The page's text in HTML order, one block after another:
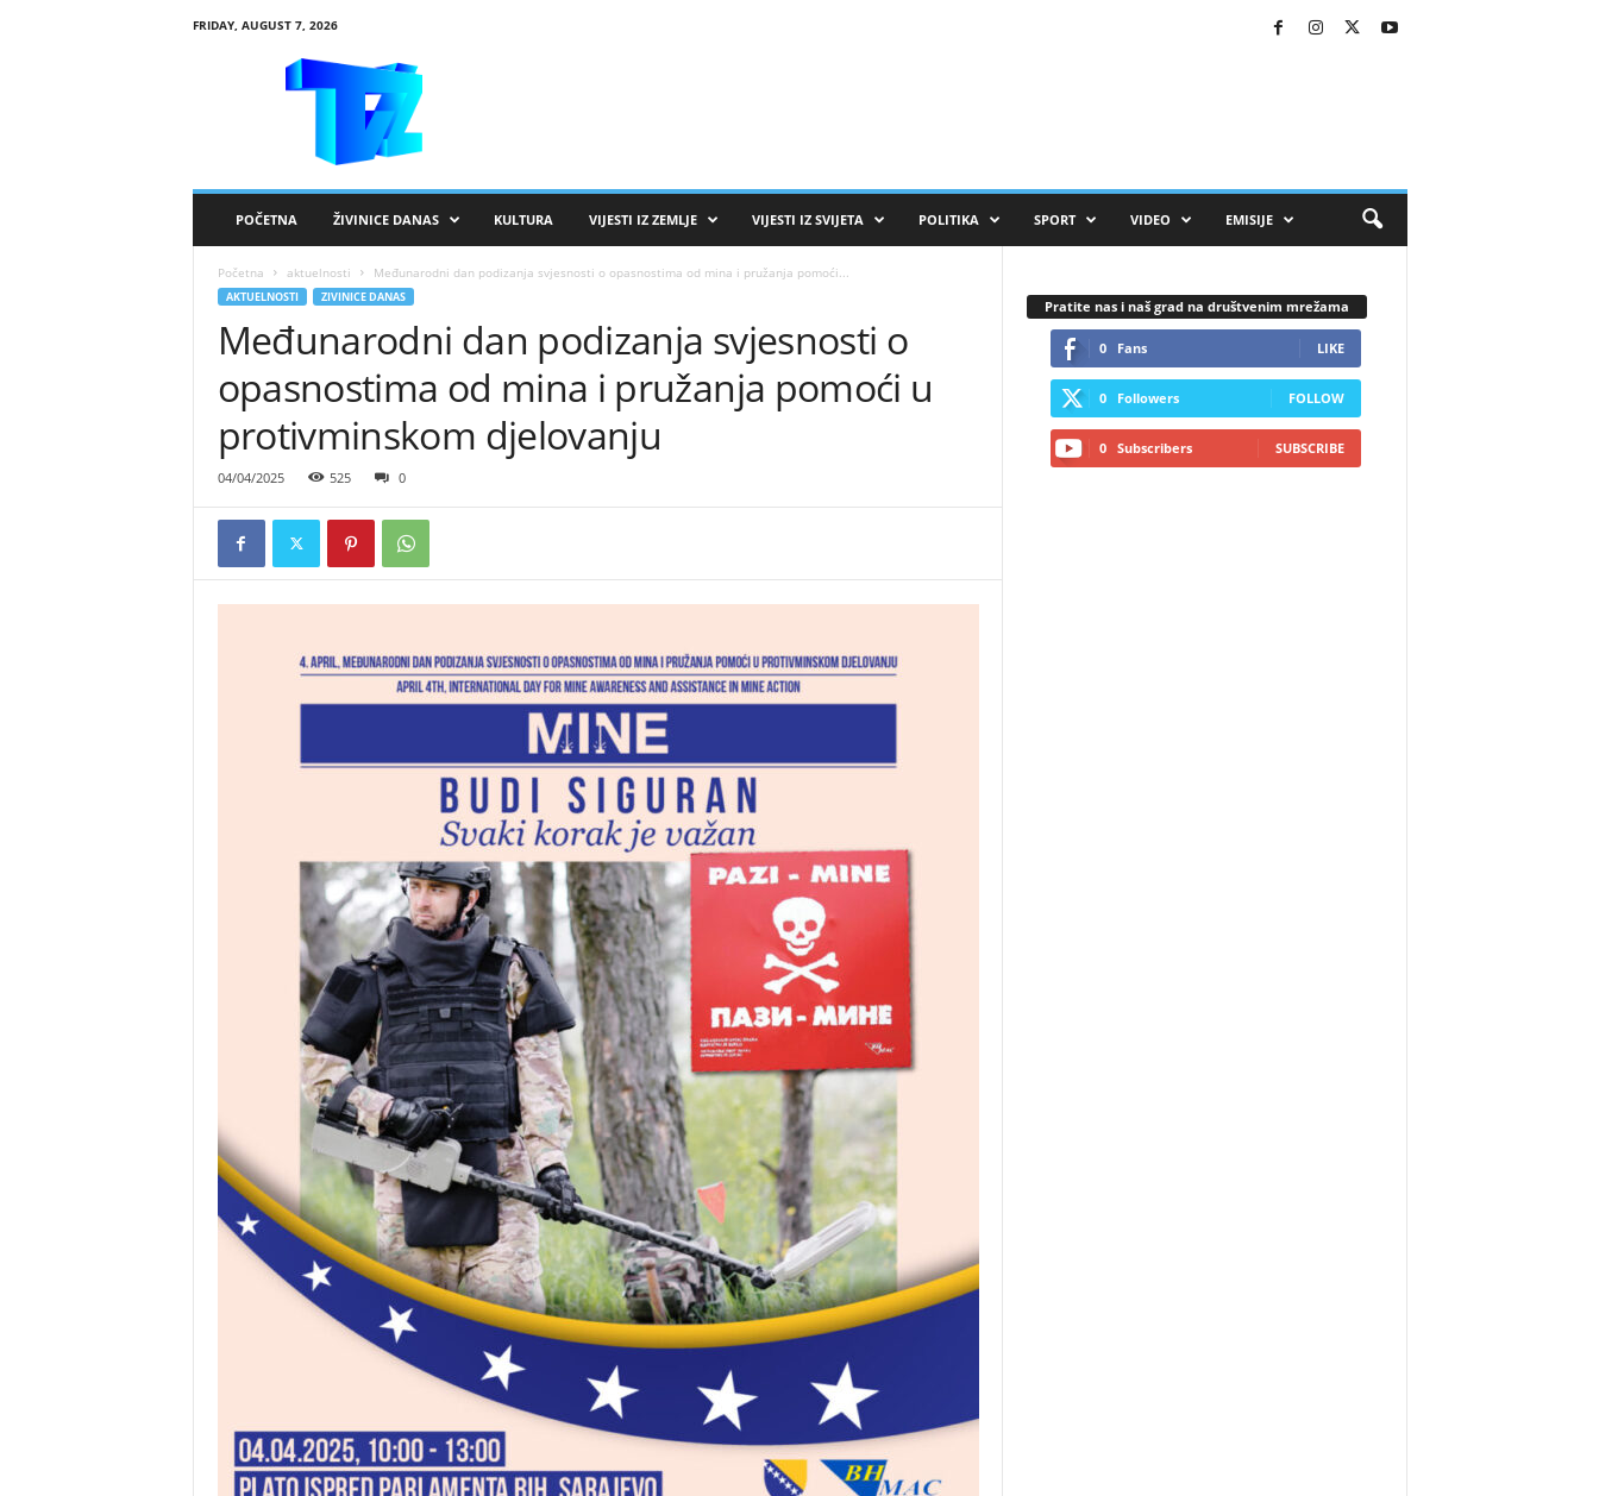
FRIDAY, AUGUST 7, 2026
POČETNA ŽIVINICE DANAS KULTURA VIJESTI IZ ZEMLJE VIJESTI IZ SVIJETA POLITIKA SPORT VIDEO EMISIJE
Početna aktuelnosti Međunarodni dan podizanja svjesnosti o opasnostima od mina i pružanja pomoći...
AKTUELNOSTI ZIVINICE DANAS
Međunarodni dan podizanja svjesnosti o
opasnostima od mina i pružanja pomoći u
protivminskom djelovanju
04/04/2025 525 0
Pratite nas i naš grad na društvenim mrežama
0 Fans LIKE
0 Followers FOLLOW
0 Subscribers SUBSCRIBE